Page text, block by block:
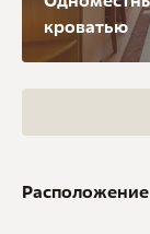
кроватью
Расположение